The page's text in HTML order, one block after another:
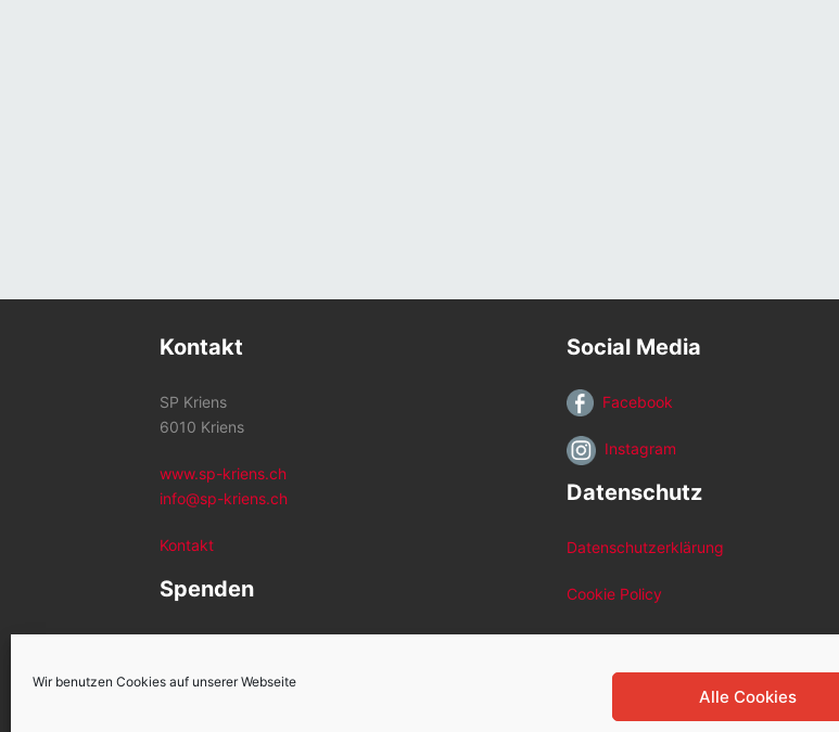
Wir benutzen Cookies auf unserer Webseite
Alle Cookies
Kontakt
SP Kriens
6010 Kriens
www.sp-kriens.ch
info@sp-kriens.ch
Kontakt
Spenden
Social Media
Facebook
Instagram
Datenschutz
Datenschutzerklärung
Cookie Policy